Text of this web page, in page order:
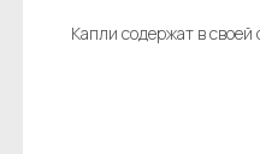
Капли содержат в